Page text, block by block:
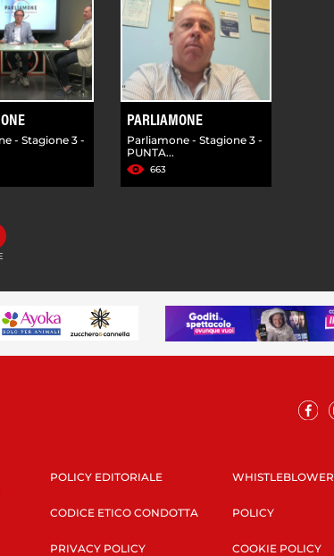
- Stagione 3 -
PARLIAMONE
Parliamone - Stagione 3 -
PUNTA...
663
POLICY EDITORIALE
CODICE ETICO CONDOTTA
PRIVACY POLICY
WHISTLEBLOWER
POLICY
COOKIE POLICY